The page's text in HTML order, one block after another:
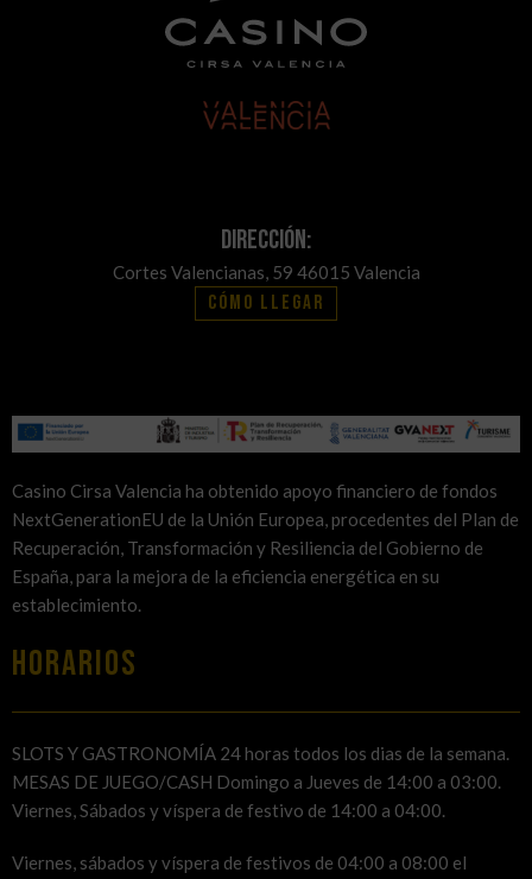
Dirección:
Cortes Valencianas, 59 46015 Valencia
Cómo llegar
Casino Cirsa Valencia ha obtenido apoyo financiero de fondos
NextGenerationEU de la Unión Europea, procedentes del Plan de
Recuperación, Transformación y Resiliencia del Gobierno de
España, para la mejora de la eficiencia energética en su
establecimiento.
HORARIOS
SLOTS Y GASTRONOMÍA 24 horas todos los dias de la semana.
MESAS DE JUEGO/CASH Domingo a Jueves de 14:00 a 03:00.
Viernes, Sábados y víspera de festivo de 14:00 a 04:00.
Viernes, sábados y víspera de festivos de 04:00 a 08:00 el